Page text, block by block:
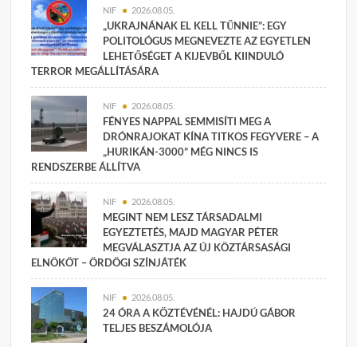
NIF 2026.08.05.
„UKRAJNÁNAK EL KELL TŰNNIE”: EGY
POLITOLÓGUS MEGNEVEZTE AZ EGYETLEN
LEHETŐSÉGET A KIJEVBŐL KIINDULÓ
TERROR MEGÁLLÍTÁSÁRA
NIF 2026.08.05.
FÉNYES NAPPAL SEMMISÍTI MEG A
DRÓNRAJOKAT KÍNA TITKOS FEGYVERE – A
„HURIKÁN-3000” MÉG NINCS IS
RENDSZERBE ÁLLÍTVA
NIF 2026.08.05.
MEGINT NEM LESZ TÁRSADALMI
EGYEZTETÉS, MAJD MAGYAR PÉTER
MEGVÁLASZTJA AZ ÚJ KÖZTÁRSASÁGI
ELNÖKÖT – ÖRDÖGI SZÍNJÁTÉK
NIF 2026.08.05.
24 ÓRA A KÖZTÉVÉNÉL: HAJDÚ GÁBOR
TELJES BESZÁMOLÓJA